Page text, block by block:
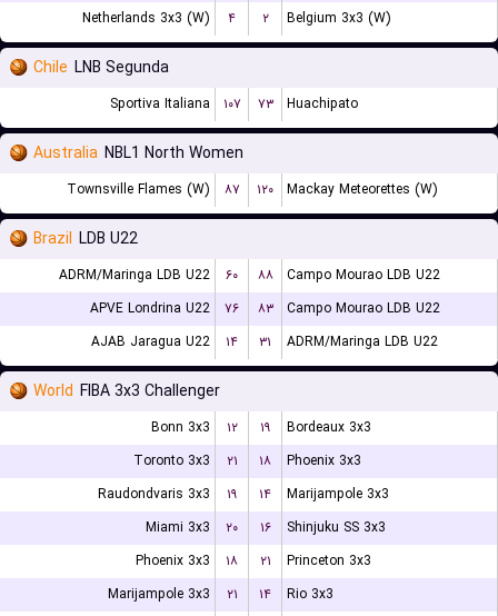
Netherlands 3x3 (W)
۴ ۲ Belgium 3x3 (W)
Chile LNB Segunda
Sportiva Italiana ۱۰۷ ۷۳ Huachipato
Australia NBL1 North Women
Townsville Flames (W) ۸۷ ۱۲۰ Mackay Meteorettes (W)
Brazil LDB U22
ADRM/Maringa LDB U22 ۶۰ ۸۸
Campo Mourao LDB U22
APVE Londrina U22
۷۶ ۸۳
Campo Mourao LDB U22
AJAB Jaragua U22
۱۴ ۳۱ ADRM/Maringa LDB U22
World FIBA 3x3 Challenger
Bonn 3x3 ۱۲ ۱۹
Bordeaux 3x3
Toronto 3x3
۲۱ ۱۸
Phoenix 3x3
Raudondvaris 3x3
۱۹ ۱۴
Marijampole 3x3
Miami 3x3
۲۰ ۱۶
Shinjuku SS 3x3
Phoenix 3x3
۱۸ ۲۱
Princeton 3x3
Marijampole 3x3
۲۱ ۱۴
Rio 3x3